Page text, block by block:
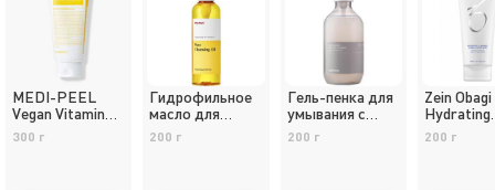
MEDI-PEEL
Vegan Vitamin
Collagen Clear
(300ml)
300 г
Гидрофильное
масло для
глубокого
очищения кожи
200 г
Гель-пенка для
умывания с
комплексом
церамидов
200 г
Zein Obagi
Hydrating
Cleanser
200 г